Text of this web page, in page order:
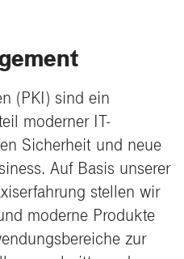
(PKI) sind ein
moderner IT-
Sicherheit und neue
Auf Basis unserer
stellen wir
moderne Produkte
zur